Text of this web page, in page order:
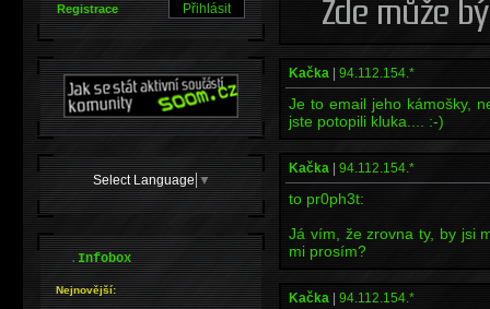
Kačka 94.112.154.*
Je to email jeho kámošky,
jste potopili kluka.... :-)
Kačka 94.112.154.*
to pr0ph3t:
Já vím, že zrovna ty, by jsi
mi prosím?
Kačka 94.112.154.*
Registrace
Select Language ▼
.Infobox
Nejnovější: